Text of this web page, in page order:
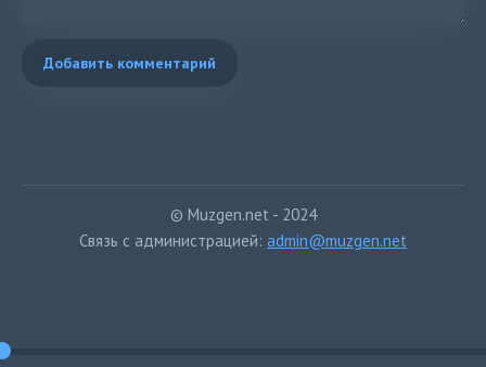
Добавить комментарий
© Muzgen.net - 2024
Связь с администрацией: admin@muzgen.net